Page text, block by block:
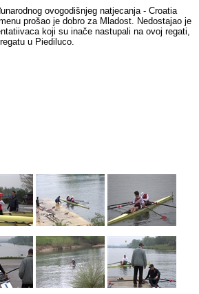
ovogodišnjeg natjecanja - Croatia
prošao je dobro za Mladost. Nedostajao je
koji su inače nastupali na ovoj regati,
u Piediluco.